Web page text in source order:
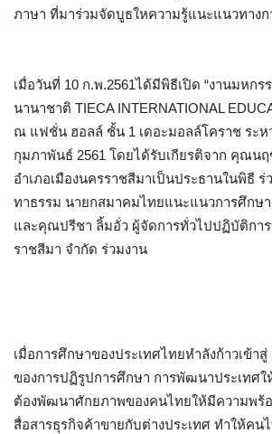
ภาษา ที่มาร่วมจัดบูธใหความรู้แนะแนวทาง
เมื่อวันที่ 10 ก.พ.2561ได้มีพิธีเปิด “งานมหกร
นานาชาติ TIECA INTERNATIONAL
ณ แฟชั่น ฮอลล์ ชั้น 1 เดอะมอลล์โคราช ระห
กุมภาพันธ์ 2561 โดยได้รับเกียรติจาก คุณน
อำเภอเมืองนครราชสีมาเป็นประธานในพิธี
ทาธรรม นายกสมาคมไทยแนะแนวการศึกษ
และคุณปรีชา ลิ้มอั่ว ผู้จัดการทั่วไปปฏิบัติกา
ราชสีมา จำกัด ร่วมงาน
เมื่อการศึกษาของประเทศไทยหำลังก้าวเข้าสู่
ของการปฏิรูปการศึกษา การพัฒนาประเทศ
ต้องพัฒนาศักยภาพของคนไทยให้มีความพร้
สื่อสารธุรกิจค้าขายกับต่างประเทศ ทำให้คน